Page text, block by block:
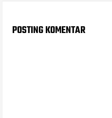
POSTING KOMENTAR